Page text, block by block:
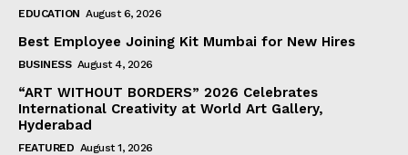
EDUCATION August 6, 2026
Best Employee Joining Kit Mumbai for New Hires
BUSINESS August 4, 2026
“ART WITHOUT BORDERS” 2026 Celebrates
International Creativity at World Art Gallery,
Hyderabad
FEATURED August 1, 2026